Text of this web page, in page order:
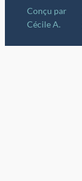
Conçu par
Cécile A.